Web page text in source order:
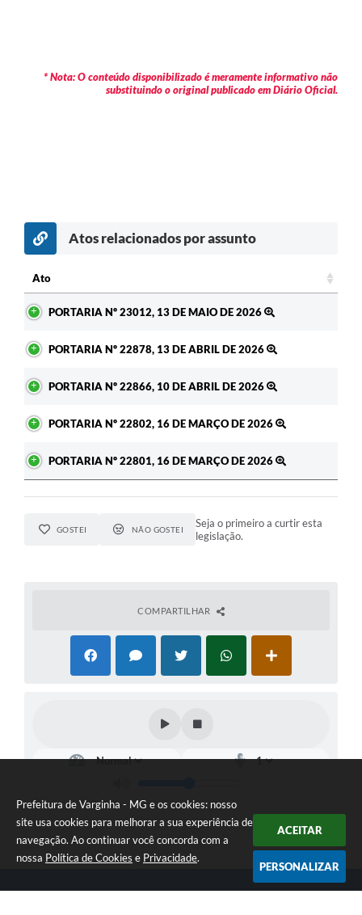
Prefeitura de Varginha - MG e os cookies: nosso
site usa cookies para melhorar a sua experiência de
navegação. Ao continuar você concorda com a
nossa Política de Cookies e Privacidade.
ACEITAR
PERSONALIZAR
* Nota: O conteúdo disponibilizado é meramente informativo não
substituindo o original publicado em Diário Oficial.
Atos relacionados por assunto
Ato
PORTARIA Nº 23012, 13 DE MAIO DE 2026
PORTARIA Nº 22878, 13 DE ABRIL DE 2026
PORTARIA Nº 22866, 10 DE ABRIL DE 2026
PORTARIA Nº 22802, 16 DE MARÇO DE 2026
PORTARIA Nº 22801, 16 DE MARÇO DE 2026
GOSTEI NÃO GOSTEI
Seja o primeiro a curtir esta
legislação.
COMPARTILHAR